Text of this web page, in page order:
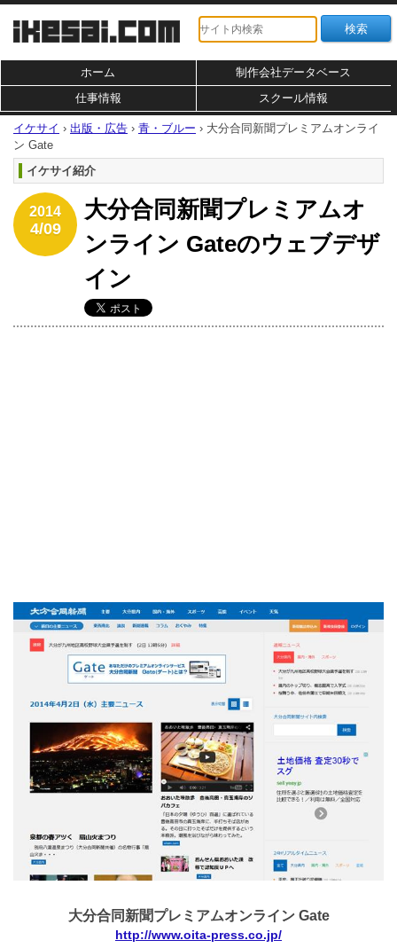
ホーム
制作会社データベース
仕事情報
スクール情報
イケサイ › 出版・広告 › 青・ブルー › 大分合同新聞プレミアムオンライ
ン Gate
イケサイ紹介
2014
4/09
大分合同新聞プレミアムオ
ンライン Gateのウェブデザ
イン
大分合同新聞プレミアムオンライン Gate
http://www.oita-press.co.jp/